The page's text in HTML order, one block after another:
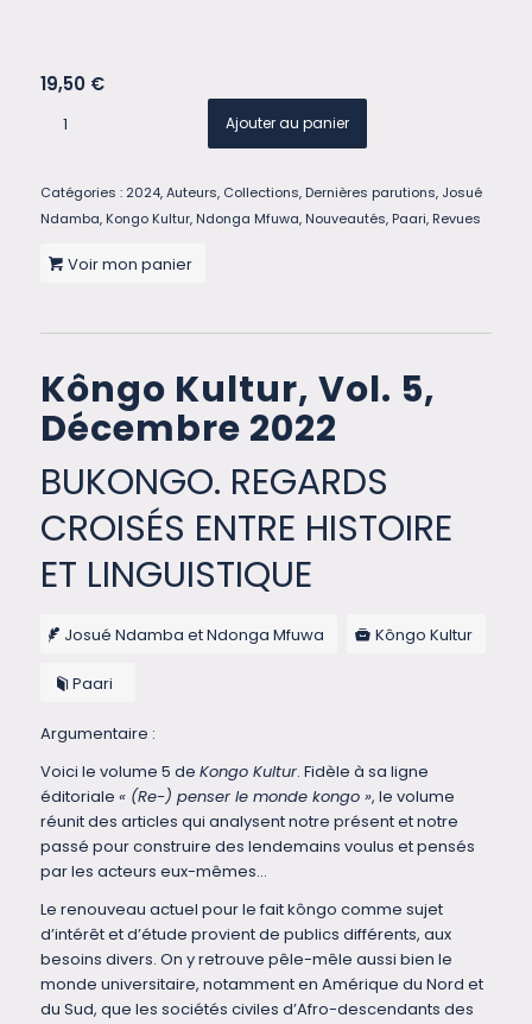
19,50 €
Ajouter au panier
Catégories : 2024,Auteurs, Collections, Dernières parutions, Josué
Ndamba, Kongo Kultur, Ndonga Mfuwa, Nouveautés, Paari, Revues
Voir mon panier
Kôngo Kultur, Vol. 5,
Décembre 2022
BUKONGO. REGARDS
CROISÉS ENTRE HISTOIRE
ET LINGUISTIQUE
Josué Ndamba et Ndonga Mfuwa Kôngo Kultur
Paari
Argumentaire :
Voici le volume 5 de Kongo Kultur. Fidèle à sa ligne
éditoriale « (Re-) penser le monde kongo », le volume
réunit des articles qui analysent notre présent et notre
passé pour construire des lendemains voulus et pensés
par les acteurs eux-mêmes…
Le renouveau actuel pour le fait kôngo comme sujet
d’intérêt et d’étude provient de publics différents, aux
besoins divers. On y retrouve pêle-mêle aussi bien le
monde universitaire, notamment en Amérique du Nord et
du Sud, que les sociétés civiles d’Afro-descendants des